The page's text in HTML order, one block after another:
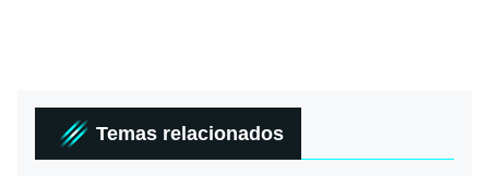
Temas relacionados